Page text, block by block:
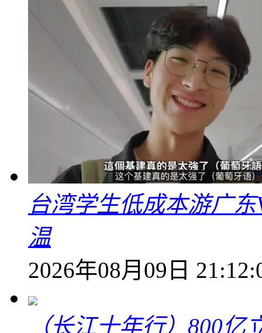
台湾学生低成本游广
温
2026年08月09日
（长江十年行）800